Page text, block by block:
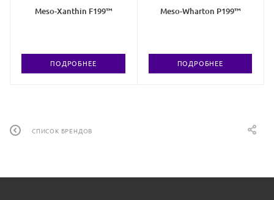
Meso-Xanthin F199™
ПОДРОБНЕЕ
Meso-Wharton P199™
ПОДРОБНЕЕ
СПИСОК БРЕНДОВ